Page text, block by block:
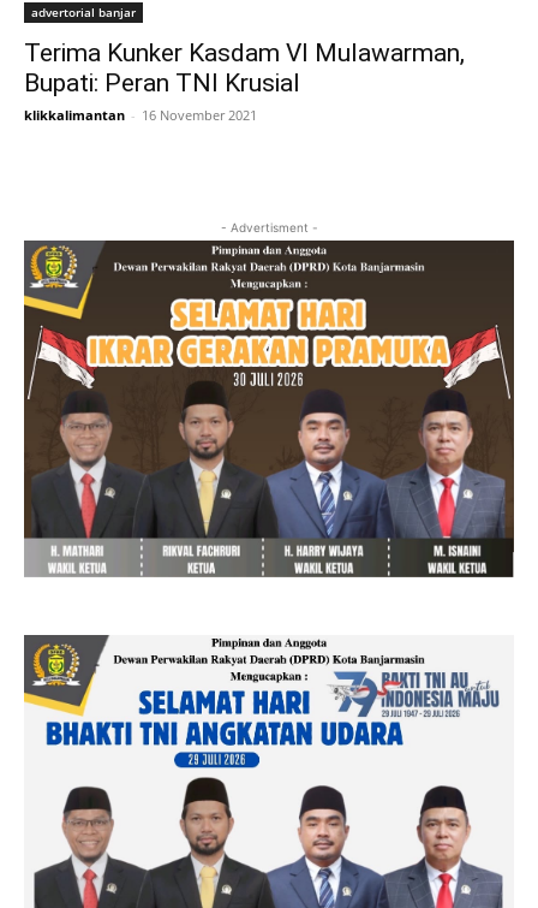
advertorial banjar
Terima Kunker Kasdam VI Mulawarman,
Bupati: Peran TNI Krusial
klikkalimantan - 16 November 2021
- Advertisment -